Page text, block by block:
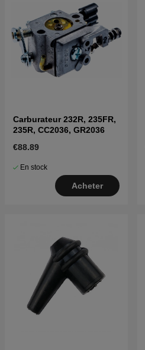
Carburateur 232R, 235FR,
235R, CC2036, GR2036
€88.89
En stock
Acheter